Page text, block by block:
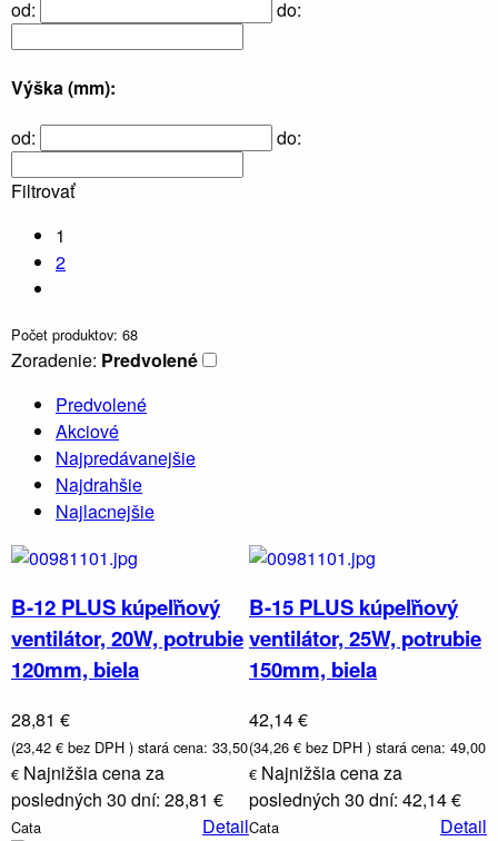
od:
do:
Výška (mm):
od:
do:
Filtrovať
1
2
Počet produktov: 68
Zoradenie: Predvolené
Predvolené
Akciové
Najpredávanejšie
Najdrahšie
Najlacnejšie
B-12 PLUS kúpeľňový
ventilátor, 20W, potrubie
120mm, biela
28,81 €
(23,42 € bez DPH ) stará cena: 33,50
€ Najnižšia cena za
posledných 30 dní: 28,81 €
Cata Detail
B-15 PLUS kúpeľňový
ventilátor, 25W, potrubie
150mm, biela
42,14 €
(34,26 € bez DPH ) stará cena: 49,00
€ Najnižšia cena za
posledných 30 dní: 42,14 €
Cata Detail